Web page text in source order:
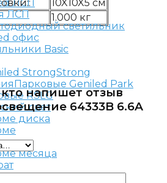
ЛСП
Basic
Strong
Парковые Geniled Park
RSLG
свет
диска
месяца
10X10X5 см
1.000 кг
напишет отзыв
64333B 6.6A